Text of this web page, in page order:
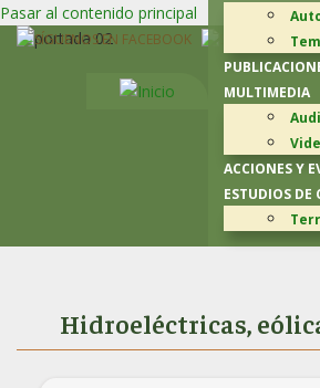
Pasar al contenido principal
MULTIMEDIA
ACCIONES Y
ESTUDIOS DE
Hidroeléctricas,